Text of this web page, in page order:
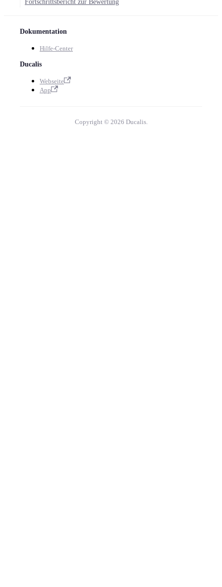
Fortschrittsbericht zur Bewertung
Dokumentation
Hilfe-Center
Ducalis
Webseite
App
Copyright © 2026 Ducalis.